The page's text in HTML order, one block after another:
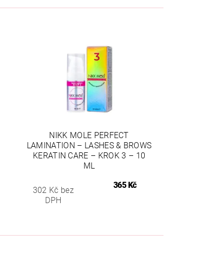
NIKK MOLE PERFECT
LAMINATION – LASHES & BROWS
KERATIN CARE – KROK 3 – 10
ML
302 Kč bez
DPH
365 Kč